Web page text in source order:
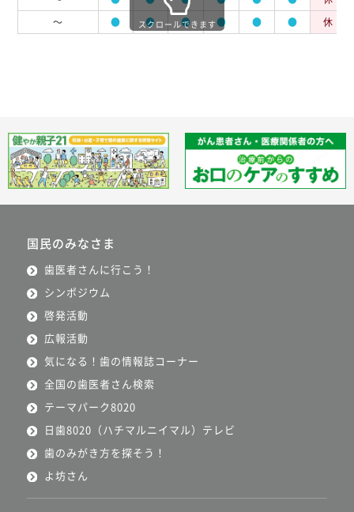
～
● ● ● ● ● ● 休
スクロールできます
国民のみなさま
歯医者さんに行こう！
シンポジウム
啓発活動
広報活動
気になる！歯の情報誌コーナー
全国の歯医者さん検索
テーマパーク8020
日歯8020（ハチマルニイマル）テレビ
歯のみがき方を探そう！
よ坊さん